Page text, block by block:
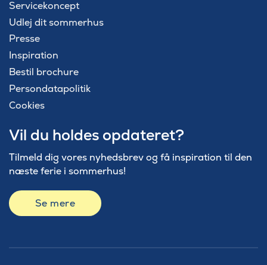
Servicekoncept
Udlej dit sommerhus
Presse
Inspiration
Bestil brochure
Persondatapolitik
Cookies
Vil du holdes opdateret?
Tilmeld dig vores nyhedsbrev og få inspiration til den
næste ferie i sommerhus!
Se mere